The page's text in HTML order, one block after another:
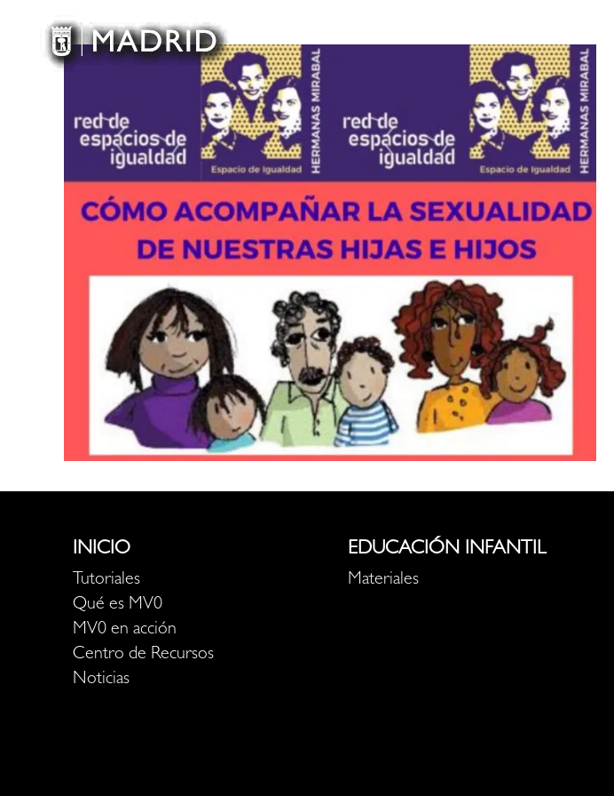
INICIO
Tutoriales
Qué es MV0
MV0 en acción
Centro de Recursos
Noticias
EDUCACIÓN INFANTIL
Materiales